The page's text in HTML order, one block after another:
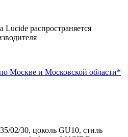
распространяется
Москве и Московской области*
02/30, цоколь GU10, стиль